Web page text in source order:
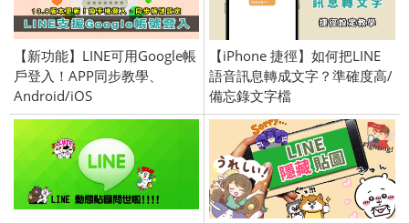
【新功能】LINE可用Google帳
戶登入！APP同步教學、
Android/iOS
【iPhone 捷徑】如何把LINE
語音訊息轉成文字？準確度高/
備忘錄文字檔